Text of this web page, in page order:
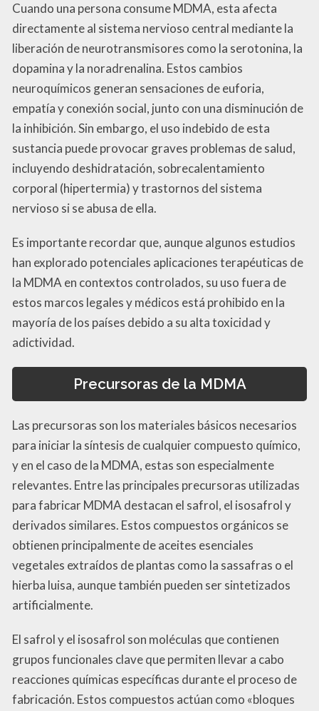
Cuando una persona consume MDMA, esta afecta
directamente al sistema nervioso central mediante la
liberación de neurotransmisores como la serotonina, la
dopamina y la noradrenalina. Estos cambios
neuroquímicos generan sensaciones de euforia,
empatía y conexión social, junto con una disminución de
la inhibición. Sin embargo, el uso indebido de esta
sustancia puede provocar graves problemas de salud,
incluyendo deshidratación, sobrecalentamiento
corporal (hipertermia) y trastornos del sistema
nervioso si se abusa de ella.
Es importante recordar que, aunque algunos estudios
han explorado potenciales aplicaciones terapéuticas de
la MDMA en contextos controlados, su uso fuera de
estos marcos legales y médicos está prohibido en la
mayoría de los países debido a su alta toxicidad y
adictividad.
Precursoras de la MDMA
Las precursoras son los materiales básicos necesarios
para iniciar la síntesis de cualquier compuesto químico,
y en el caso de la MDMA, estas son especialmente
relevantes. Entre las principales precursoras utilizadas
para fabricar MDMA destacan el safrol, el isosafrol y
derivados similares. Estos compuestos orgánicos se
obtienen principalmente de aceites esenciales
vegetales extraídos de plantas como la sassafras o el
hierba luisa, aunque también pueden ser sintetizados
artificialmente.
El safrol y el isosafrol son moléculas que contienen
grupos funcionales clave que permiten llevar a cabo
reacciones químicas específicas durante el proceso de
fabricación. Estos compuestos actúan como «bloques